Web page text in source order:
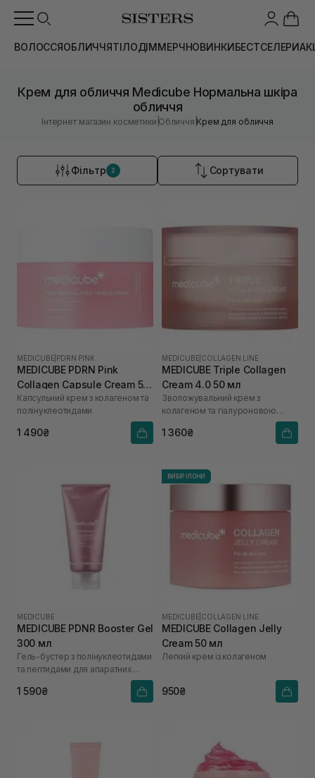
ВОЛОССЯОБЛИЧЧЯТІЛОДІММЕРЧНОВИНКИБЕСТСЕЛЕРИ
Крем для обличчя Medicube Нормальна шкіра
обличчя
Інтернет магазин косметики |Обличчя |Крем для обличчя
Фільтр 2 Сортувати
MEDICUBE PDRN PINK
MEDICUBE PDRN Pink
Collagen Capsule Cream 55
г
Капсульний крем з колагеном та
полінуклеотидами
1 490₴
MEDICUBE COLLAGEN LINE
MEDICUBE Triple Collagen
Cream 4.0 50 мл
Зволожувальний крем з
колагеном та гіалуроновою
1 360₴
MEDICUBE
MEDICUBE PDNR Booster Gel
300 мл
Гель-бустер з полінуклеотидами
та пептидами для апаратних
1 590₴
ВИБІР ІЛОНИ
MEDICUBE COLLAGEN LINE
MEDICUBE Collagen Jelly
Cream 50 мл
Легкий крем із колагеном
950₴